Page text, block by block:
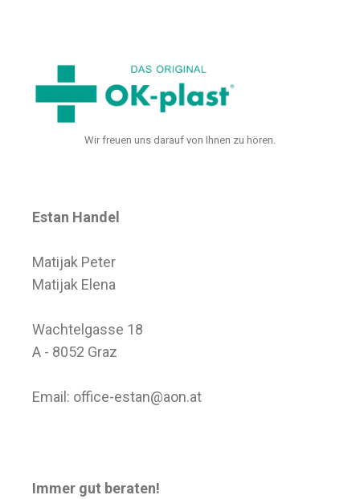
Wir freuen uns darauf von Ihnen zu hören.
Estan Handel
Matijak Peter
Matijak Elena
Wachtelgasse 18
A - 8052 Graz
Email: office-estan@aon.at
Immer gut beraten!